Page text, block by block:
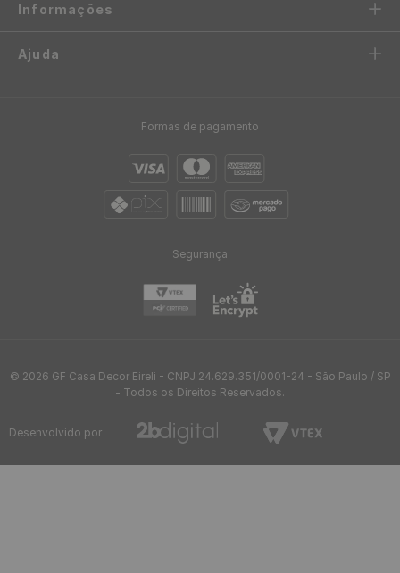
Informações
Ajuda
Formas de pagamento
Segurança
© 2026 GF Casa Decor Eireli - CNPJ 24.629.351/0001-24 - São Paulo / SP
- Todos os Direitos Reservados.
Desenvolvido por